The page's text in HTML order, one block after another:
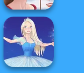
Portrait Maker